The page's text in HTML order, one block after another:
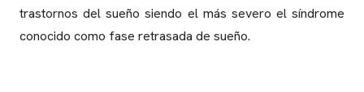
trastornos del sueño siendo el más severo el síndrome
conocido como fase retrasada de sueño.